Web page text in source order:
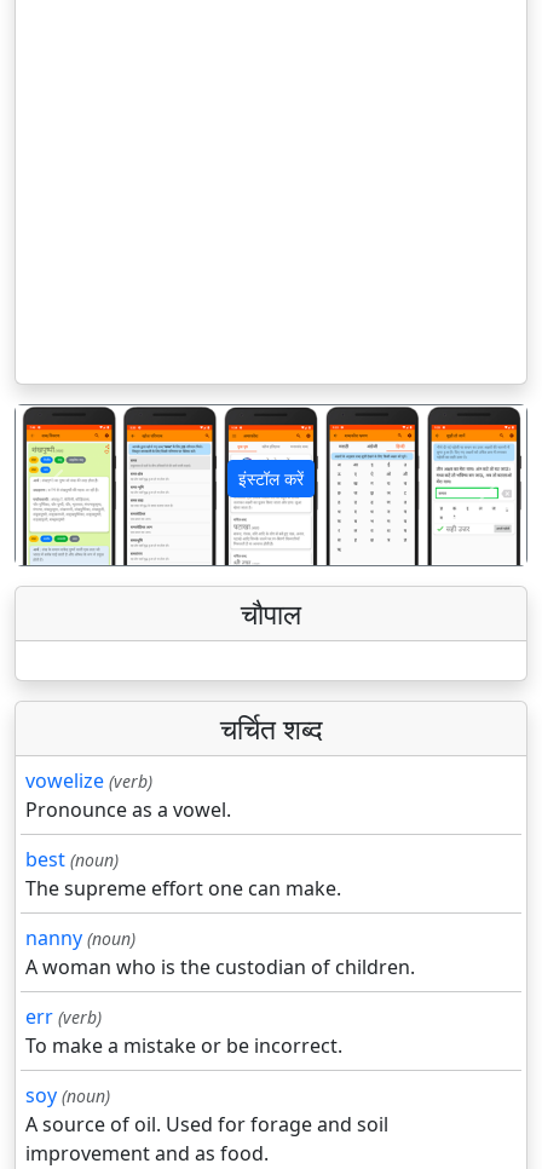
इंस्टॉल करें
पिछला अगला
चौपाल
चर्चित शब्द
vowelize (verb)
Pronounce as a vowel.
best (noun)
The supreme effort one can make.
nanny (noun)
A woman who is the custodian of children.
err (verb)
To make a mistake or be incorrect.
soy (noun)
A source of oil. Used for forage and soil
improvement and as food.